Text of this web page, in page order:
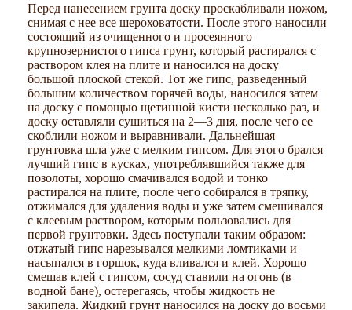
Перед нанесением грунта доску проскабливали ножом,
снимая с нее все шероховатости. После этого наносили
состоящий из очищенного и просеянного
крупнозернистого гипса грунт, который растирался с
раствором клея на плите и наносился на доску
большой плоской стекой. Тот же гипс, разведенный
большим количеством горячей воды, наносился затем
на доску с помощью щетинной кисти несколько раз, и
доску оставляли сушиться на 2—3 дня, после чего ее
скоблили ножом и выравнивали. Дальнейшая
грунтовка шла уже с мелким гипсом. Для этого брался
лучший гипс в кусках, употреблявшийся также для
позолоты, хорошо смачивался водой и тонко
растирался на плите, после чего собирался в тряпку,
отжимался для удаления воды и уже затем смешивался
с клеевым раствором, которым пользовались для
первой грунтовки. Здесь поступали таким образом:
отжатый гипс нарезывался мелкими ломтиками и
насыпался в горшок, куда вливался и клей. Хорошо
смешав клей с гипсом, сосуд ставили на огонь (в
водной бане), остерегаясь, чтобы жидкость не
закипела. Жидкий грунт наносился на доску до восьми